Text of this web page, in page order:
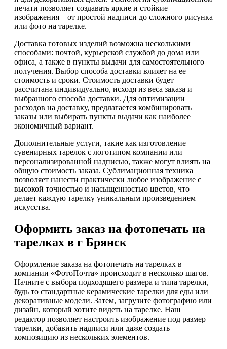
печати позволяет создавать яркие и стойкие
изображения – от простой надписи до сложного рисунка
или фото на тарелке.
Доставка готовых изделий возможна несколькими
способами: почтой, курьерской службой до дома или
офиса, а также в пункты выдачи для самостоятельного
получения. Выбор способа доставки влияет на ее
стоимость и сроки. Стоимость доставки будет
рассчитана индивидуально, исходя из веса заказа и
выбранного способа доставки. Для оптимизации
расходов на доставку, предлагается комбинировать
заказы или выбирать пункты выдачи как наиболее
экономичный вариант.
Дополнительные услуги, такие как изготовление
сувенирных тарелок с логотипом компании или
персонализированной надписью, также могут влиять на
общую стоимость заказа. Сублимационная техника
позволяет нанести практически любое изображение с
высокой точностью и насыщенностью цветов, что
делает каждую тарелку уникальным произведением
искусства.
Оформить заказ на фотопечать на
тарелках в г Брянск
Оформление заказа на фотопечать на тарелках в
компании «ФотоПочта» происходит в несколько шагов.
Начните с выбора подходящего размера и типа тарелки,
будь то стандартные керамические тарелки для еды или
декоративные модели. Затем, загрузите фотографию или
дизайн, который хотите видеть на тарелке. Наш
редактор позволяет настроить изображение под размер
тарелки, добавить надписи или даже создать
композицию из нескольких элементов.